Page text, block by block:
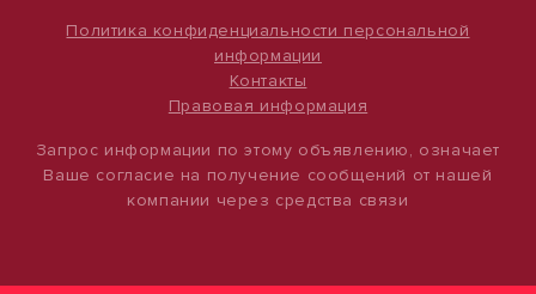
Политика конфиденциальности персональной
информации
Контакты
Правовая информация
Запрос информации по этому объявлению, означает
Ваше согласие на получение сообщений от нашей
компании через средства связи